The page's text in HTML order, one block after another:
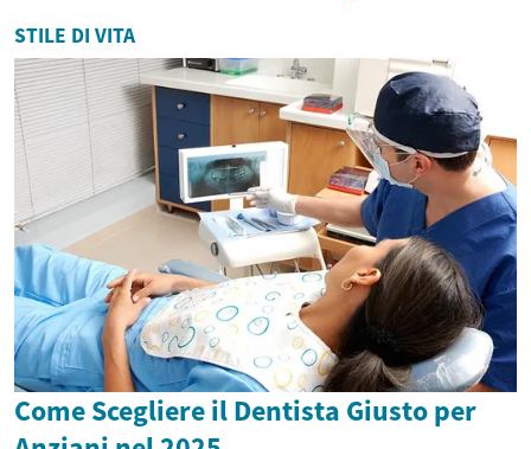
STILE DI VITA
Come Scegliere il Dentista Giusto per